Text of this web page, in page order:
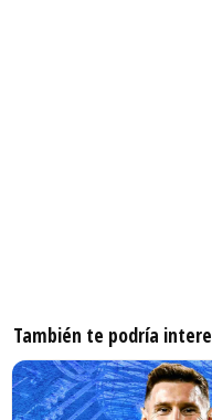
También te podría